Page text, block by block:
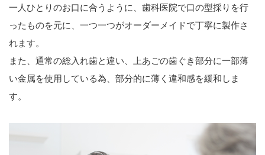
一人ひとりのお口に合うように、歯科医院で口の型採りを行
ったものを元に、 一つ一つがオーダーメイドで丁寧に製作さ
れます。
また、通常の総入れ歯と違い、上あごの歯ぐき部分に一部薄
い金属を使用している為、部分的に薄く違和感を緩和しま
す。